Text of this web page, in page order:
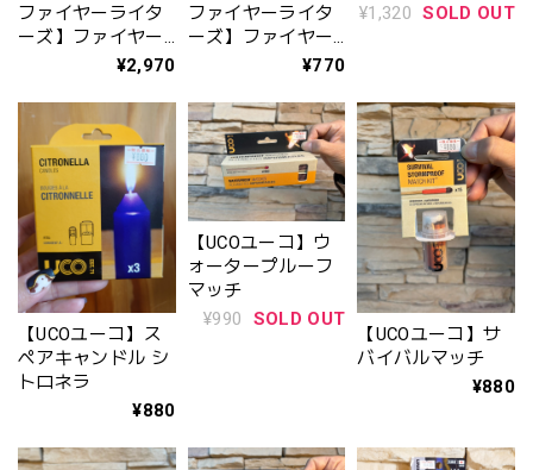
ファイヤーライタ
ーズ】ファイヤー
ライターズ スリー
オーロラホワイ
ト】着火剤 焚き火
BBQ
¥2,970
ファイヤーライタ
ーズ】ファイヤー
¥770
プライター〈携帯
ていません
¥1,320 SOLD OUT
【UCOユーコ】ス
ペアキャンドル シ
トロネラ
¥880
【UCOユーコ】ウ
ォータープルーフ
マッチ
¥990
SOLD OUT
【UCOユーコ】サ
バイバルマッチ
¥880